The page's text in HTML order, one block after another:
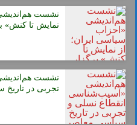
نشست
نمایش تا کنش»
نشست
تجربی در تاریخ